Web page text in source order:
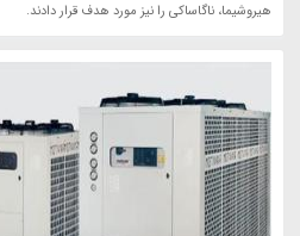
هیروشیما، ناگاساکی را نیز مورد هدف قرار دادند.